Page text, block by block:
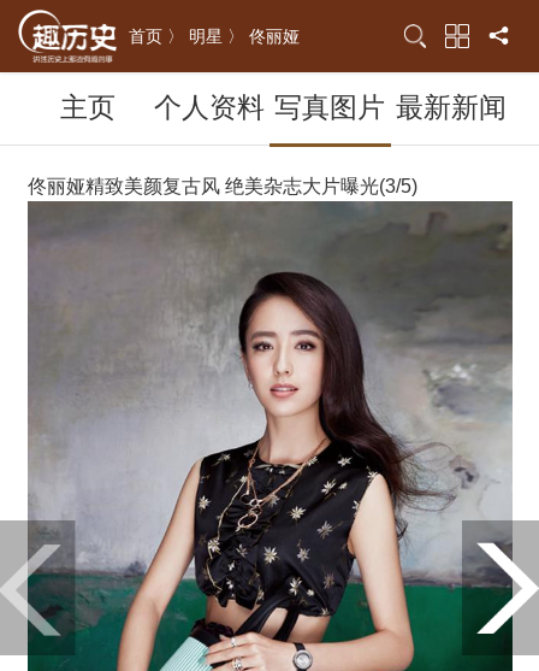
首页 〉 明星 〉 佟丽娅
主页 个人资料 写真图片 最新新闻
佟丽娅精致美颜复古风 绝美杂志大片曝光(3/5)